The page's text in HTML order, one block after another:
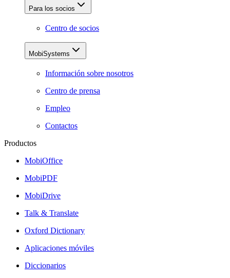
Para los socios
Centro de socios
MobiSystems
Información sobre nosotros
Centro de prensa
Empleo
Contactos
Productos
MobiOffice
MobiPDF
MobiDrive
Talk & Translate
Oxford Dictionary
Aplicaciones móviles
Diccionarios